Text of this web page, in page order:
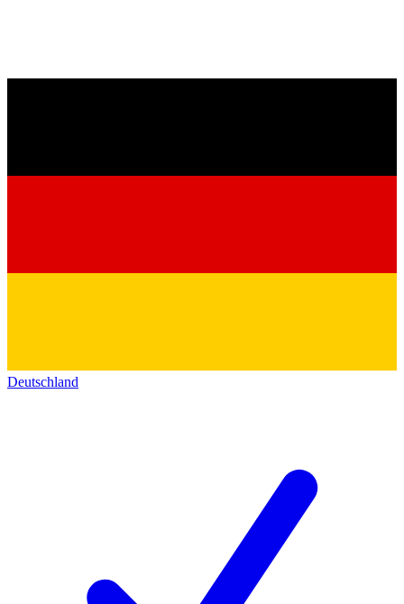
Deutschland